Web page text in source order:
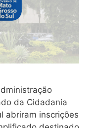
da Cidadania
abriram inscrições